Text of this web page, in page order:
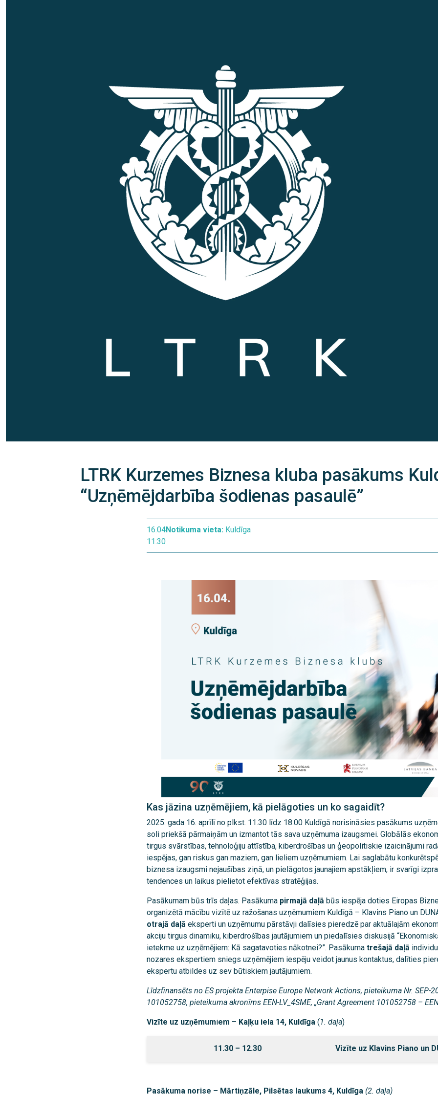
LTRK Kurzemes Biznesa kluba pasākums
“Uzņēmējdarbība šodienas pasaulē”
16.04
11:30
Notikuma vieta: Kuldīga
Kas jāzina uzņēmējiem, kā pielāgoties un ko sagaidīt?
2025. gada 16. aprīlī no plkst. 11.30 līdz 18.00 Kuldīgā norisināsies pasākums
soli priekšā pārmaiņām un izmantot tās sava uzņēmuma izaugsmei. Globālās
tirgus svārstības, tehnoloģiju attīstība, kiberdrošības un ģeopolitiskie izaicinājumi
iespējas, gan riskus gan maziem, gan lieliem uzņēmumiem. Lai saglabātu
biznesa izaugsmi nejaušības ziņā, un pielāgotos jaunajiem apstākļiem, ir svarīgi
tendences un laikus pielietot efektīvas stratēģijas.
Pasākumam būs trīs daļas. Pasākuma pirmajā daļā būs iespēja doties Eiropas
organizētā mācību vizītē uz ražošanas uzņēmumiem Kuldīgā – Klavins Piano un
otrajā daļā eksperti un uzņēmumu pārstāvji dalīsies pieredzē par aktuālajām
akciju tirgus dinamiku, kiberdrošības jautājumiem un piedalīsies diskusijā
ietekme uz uzņēmējiem: Kā sagatavoties nākotnei?”. Pasākuma trešajā daļā
nozares ekspertiem sniegs uzņēmējiem iespēju veidot jaunus kontaktus, dalīties
ekspertu atbildes uz sev būtiskiem jautājumiem.
Līdzfinansēts no ES projekta Enterpise Europe Network Actions, pieteikuma Nr. SEP-
101052758, pieteikuma akronīms EEN-LV_4SME, „Grant Agreement 101052758 –
Vizīte uz uzņēmumiem – Kaļķu iela 14, Kuldīga (1. daļa)
11.30 – 12.30 Vizīte uz Klavins Piano un
Pasākuma norise – Mārtiņzāle, Pilsētas laukums 4, Kuldīga (2. daļa)